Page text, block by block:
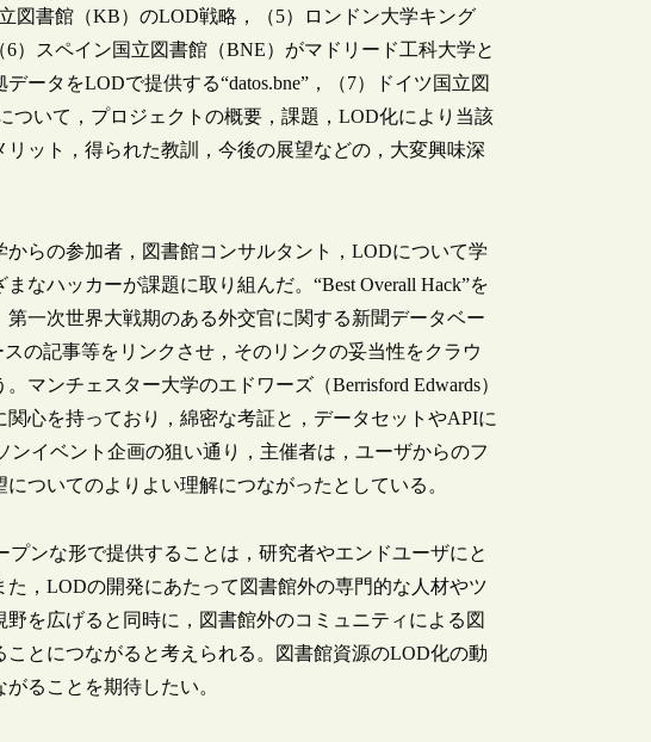
立図書館（KB）のLOD戦略，（5）ロンドン大学キング
）スペイン国立図書館（BNE）がマドリード工科大学と
ータをLODで提供する“datos.bne”，（7）ドイツ国立図
いて，プロジェクトの概要，課題，LOD化により当該
ット，得られた教訓，今後の展望などの，大変興味深
らの参加者，図書館コンサルタント，LODについて学
なハッカーが課題に取り組んだ。“Best Overall Hack”を
一次世界大戦期のある外交官に関する新聞データベー
の記事等をリンクさせ，そのリンクの妥当性をクラウ
マンチェスター大学のエドワーズ（Berrisford Edwards）
心を持っており，綿密な考証と，データセットやAPIに
ンイベント企画の狙い通り，主催者は，ユーザからのフ
ついてのよりよい理解につながったとしている。
ンな形で提供することは，研究者やエンドユーザにと
，LODの開発にあたって図書館外の専門的な人材やツ
を広げると同時に，図書館外のコミュニティによる図
とにつながると考えられる。図書館資源のLOD化の動
ることを期待したい。